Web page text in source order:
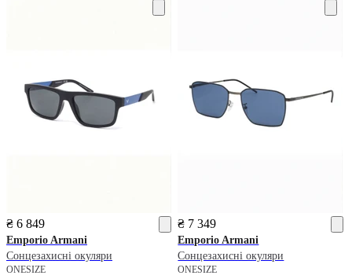
₴ 6 849
Emporio Armani
Сонцезахисні окуляри
ONESIZE
₴ 7 349
Emporio Armani
Сонцезахисні окуляри
ONESIZE